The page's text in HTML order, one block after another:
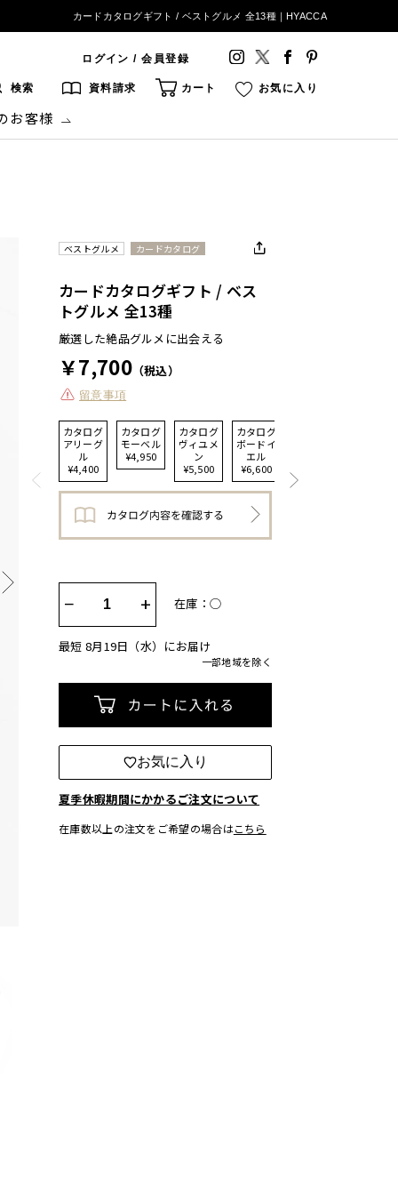
カードカタログギフト / ベストグルメ 全13種｜HYACCA
ログイン / 会員登録
検索 資料請求 カート お気に入り
お客様
ベストグルメ カードカタログ
カタログ
アリーグ
ル
¥4,400
カタログ
モーベル
¥4,950
カタログ
ヴィユメ
ン
¥5,500
カタログ
ボードイ
エル
¥6,600
カードカタログギフト / ベス
トグルメ 全13種
厳選した絶品グルメに出会える
￥7,700（税込）
留意事項
− + 在庫：◯
最短 8月19日（水）にお届け
一部地域を除く
お気に入り
夏季休暇期間にかかるご注文について
在庫数以上の注文をご希望の場合はこちら